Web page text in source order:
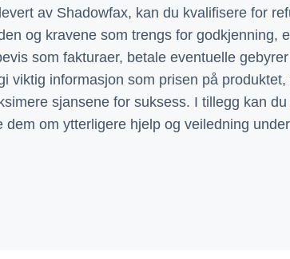
av Shadowfax, kan du kvalifisere for
og kravene som trengs for godkjenning,
som fakturaer, betale eventuelle
viktig informasjon som prisen på
sjansene for suksess. I tillegg kan
dem om ytterligere hjelp og veiledning